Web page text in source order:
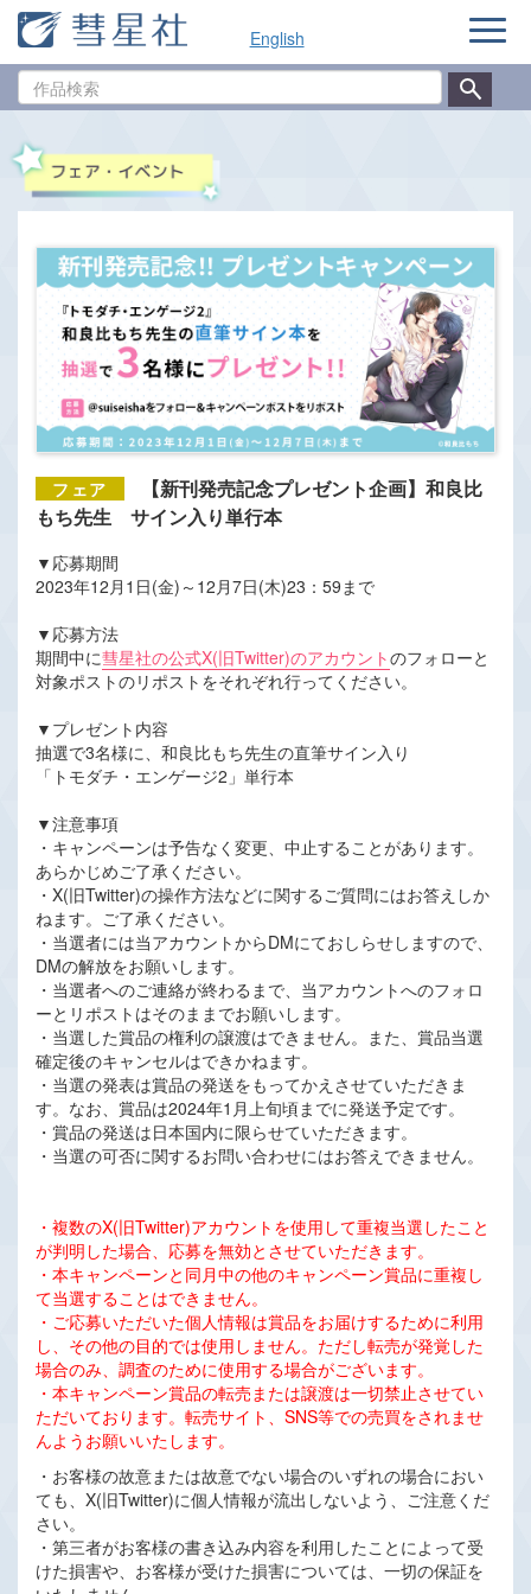
English
品
ナ
ゲ
【新刊発売記念プレゼント企画】和良比
もち先生 サイン入り単行本
▼応募期間
2023年12月1日(金)～12月7日(木)23：59まで
▼応募方法
期間中に彗星社の公式X(旧Twitter)のアカウントのフォローと
対象ポストのリポストをそれぞれ行ってください。
▼プレゼント内容
抽選で3名様に、和良比もち先生の直筆サイン入り
「トモダチ・エンゲージ2」単行本
▼注意事項
・キャンペーンは予告なく変更、中止することがあります。
あらかじめご了承ください。
・X(旧Twitter)の操作方法などに関するご質問にはお答えしか
ねます。ご了承ください。
・当選者には当アカウントからDMにておしらせしますので、
DMの解放をお願いします。
・当選者へのご連絡が終わるまで、当アカウントへのフォロ
ーとリポストはそのままでお願いします。
・当選した賞品の権利の譲渡はできません。また、賞品当選
確定後のキャンセルはできかねます。
・当選の発表は賞品の発送をもってかえさせていただきま
す。なお、賞品は2024年1月上旬頃までに発送予定です。
・賞品の発送は日本国内に限らせていただきます。
・当選の可否に関するお問い合わせにはお答えできません。
・複数のX(旧Twitter)アカウントを使用して重複当選したこと
が判明した場合、応募を無効とさせていただきます。
・本キャンペーンと同月中の他のキャンペーン賞品に重複し
て当選することはできません。
・ご応募いただいた個人情報は賞品をお届けするために利用
し、その他の目的では使用しません。ただし転売が発覚した
場合のみ、調査のために使用する場合がございます。
・本キャンペーン賞品の転売または譲渡は一切禁止させてい
ただいております。転売サイト、SNS等での売買をされませ
んようお願いいたします。
・お客様の故意または故意でない場合のいずれの場合におい
ても、X(旧Twitter)に個人情報が流出しないよう、ご注意くだ
さい。
・第三者がお客様の書き込み内容を利用したことによって受
けた損害や、お客様が受けた損害については、一切の保証を